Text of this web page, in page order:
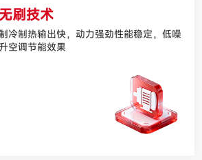
刷技术
冷制热输出快，动力强劲性能稳定，低噪
空调节能效果